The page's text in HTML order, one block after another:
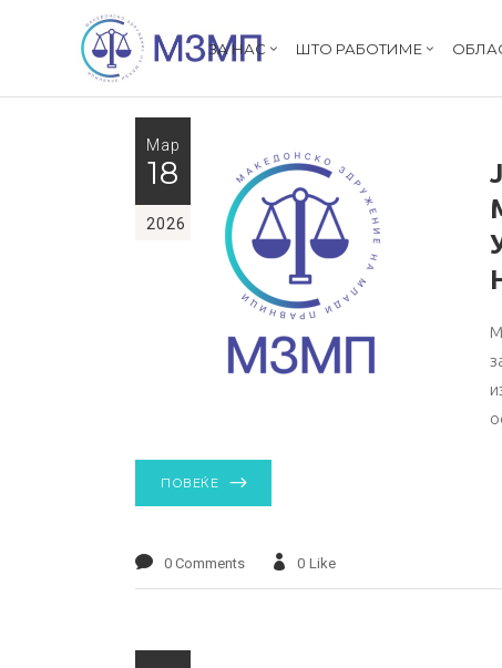
ЗА НАС ШТО РАБОТИМЕ
Мар
18
2026
ПОВЕЌЕ
0 Comments 0 Like